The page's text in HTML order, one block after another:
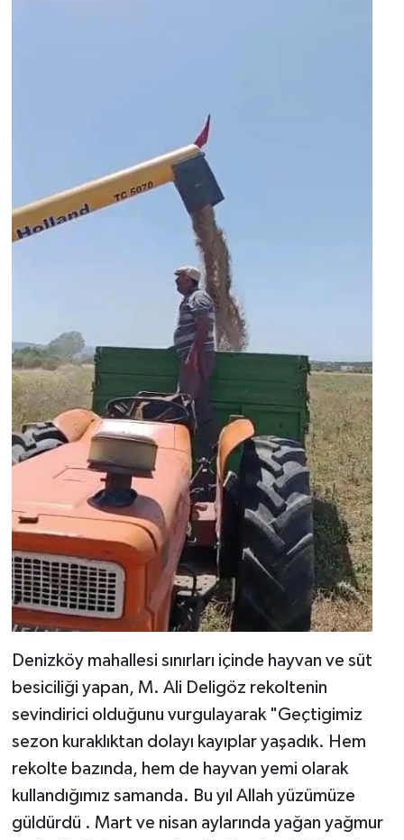
Denizköy mahallesi sınırları içinde hayvan ve süt
besiciliği yapan, M. Ali Deligöz rekoltenin
sevindirici olduğunu vurgulayarak "Geçtigimiz
sezon kuraklıktan dolayı kayıplar yaşadık. Hem
rekolte bazında, hem de hayvan yemi olarak
kullandığımız samanda. Bu yıl Allah yüzümüze
güldürdü . Mart ve nisan aylarında yağan yağmur